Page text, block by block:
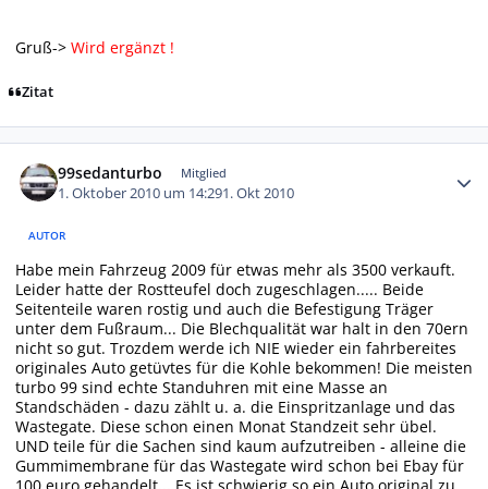
Gruß-> Wird ergänzt !
Zitat
99sedanturbo Mitglied
1. Oktober 2010 um 14:291. Okt 2010
AUTOR
Habe mein Fahrzeug 2009 für etwas mehr als 3500 verkauft.
Leider hatte der Rostteufel doch zugeschlagen..... Beide
Seitenteile waren rostig und auch die Befestigung Träger
unter dem Fußraum... Die Blechqualität war halt in den 70ern
nicht so gut. Trozdem werde ich NIE wieder ein fahrbereites
originales Auto getüvtes für die Kohle bekommen! Die meisten
turbo 99 sind echte Standuhren mit eine Masse an
Standschäden - dazu zählt u. a. die Einspritzanlage und das
Wastegate. Diese schon einen Monat Standzeit sehr übel.
UND teile für die Sachen sind kaum aufzutreiben - alleine die
Gummimembrane für das Wastegate wird schon bei Ebay für
100 euro gehandelt... Es ist schwierig so ein Auto original zu